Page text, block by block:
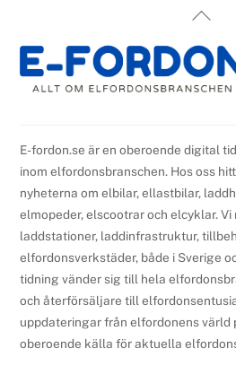
Back
Top
E-fordon.se är en oberoende digital
inom elfordonsbranschen. Hos oss
nyheterna om elbilar, ellastbilar,
elmopeder, elscootrar och elcyklar.
laddstationer, laddinfrastruktur,
elfordonsverkstäder, både i Sverige
tidning vänder sig till hela
och återförsäljare till
uppdateringar från elfordonens värld
oberoende källa för aktuella